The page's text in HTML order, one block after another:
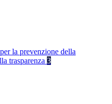
la prevenzione della
trasparenza 3